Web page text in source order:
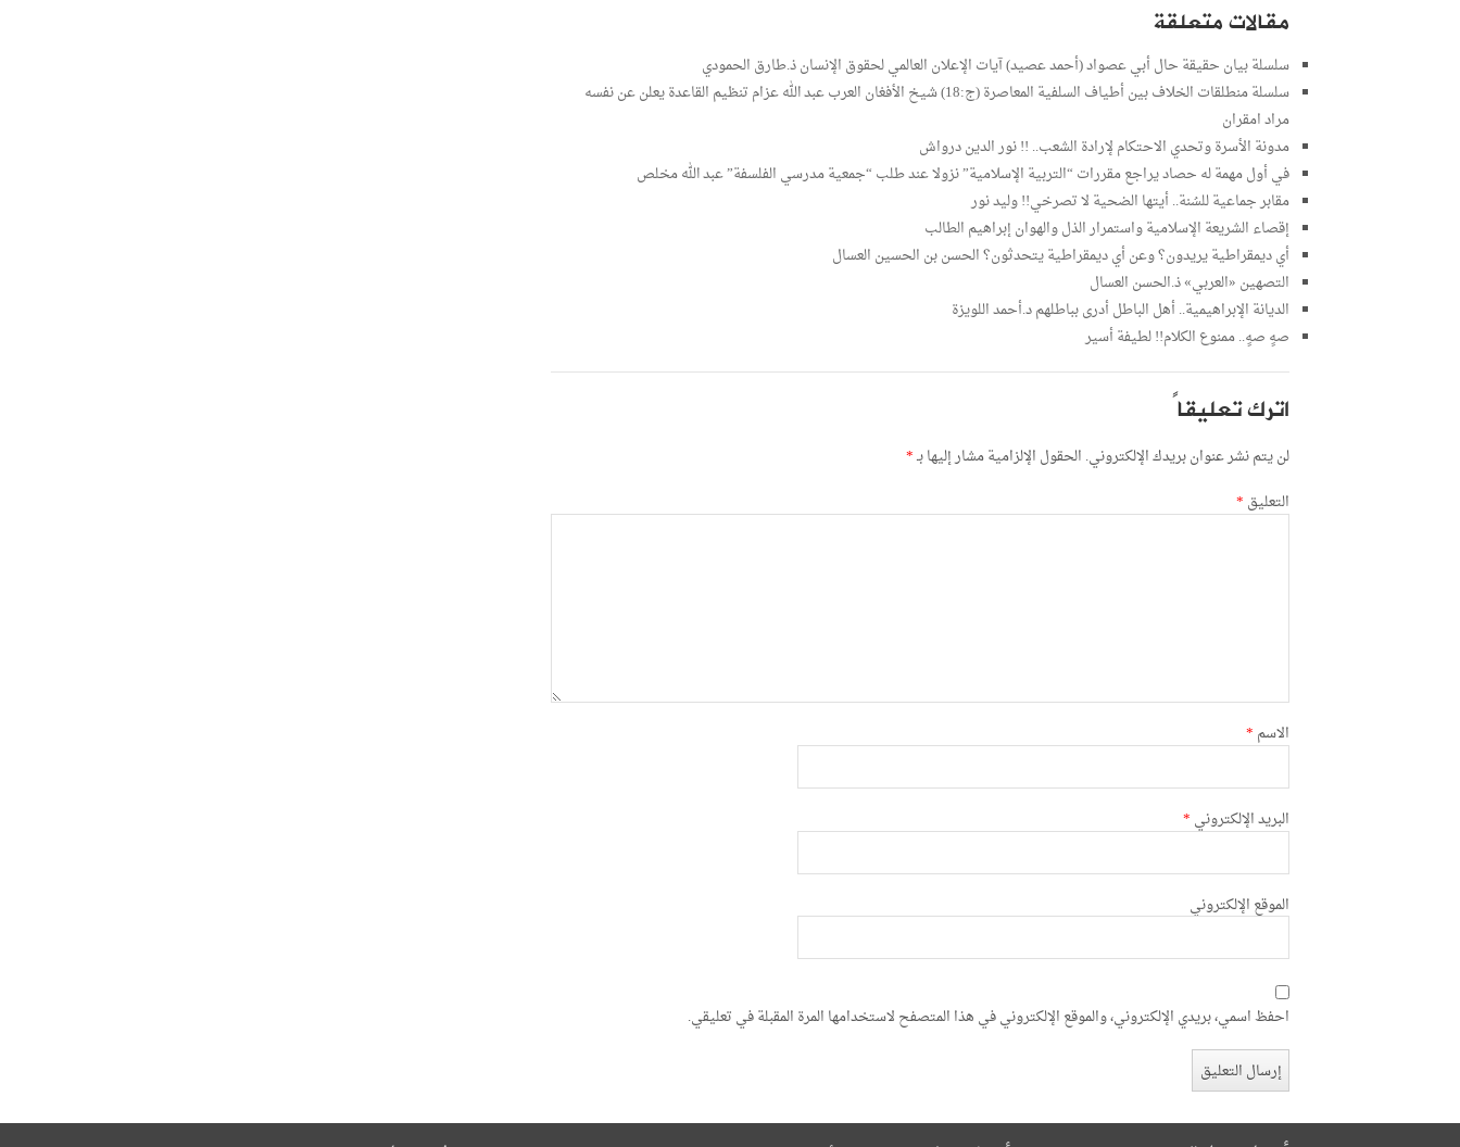
مقالات متعلقة
سلسلة بيان حقيقة حال أبي عصواد (أحمد عصيد) آيات الإعلان العالمي لحقوق الإنسان ذ.طارق الحمودي
سلسلة منطلقات الخلاف بين أطياف السلفية المعاصرة (ج:18) شيخ الأفغان العرب عبد الله عزام تنظيم القاعدة يعلن عن نفسه
مراد امقران
مدونة الأسرة وتحدي الاحتكام لإرادة الشعب.. !! نور الدين درواش
في أول مهمة له حصاد يراجع مقررات “التربية الإسلامية” نزولا عند طلب “جمعية مدرسي الفلسفة” عبد الله مخلص
مقابر جماعية للسُنة.. أيتها الضحية لا تصرخي!! وليد نور
إقصاء الشريعة الإسلامية واستمرار الذل والهوان إبراهيم الطالب
أي ديمقراطية يريدون؟ وعن أي ديمقراطية يتحدثون؟ الحسن بن الحسين العسال
التصهين «العربي» ذ.الحسن العسال
الديانة الإبراهيمية.. أهل الباطل أدرى بباطلهم د.أحمد اللويزة
صهٍ صهٍ.. ممنوع الكلام!! لطيفة أسير
اترك تعليقاً
لن يتم نشر عنوان بريدك الإلكتروني. الحقول الإلزامية مشار إليها بـ*
التعليق *
الاسم *
البريد الإلكتروني *
الموقع الإلكتروني
احفظ اسمي، بريدي الإلكتروني، والموقع الإلكتروني في هذا المتصفح لاستخدامها المرة المقبلة في تعليقي.